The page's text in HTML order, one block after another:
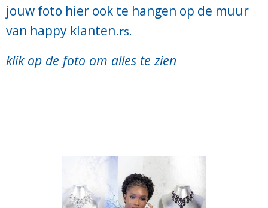
jouw foto hier ook te hangen op de muur
van happy klanten.rs.
klik op de foto om alles te zien